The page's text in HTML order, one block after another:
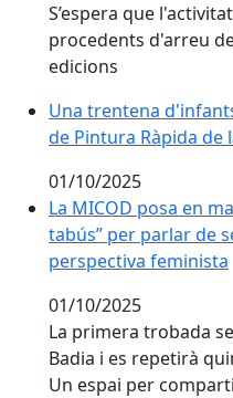
S’espera que
procedents d'arreu
edicions
Una trentena
Una trentena
de Pintura Ràpida de
01/10/2025
La MICOD posa en
La MICOD posa en
tabús” per parlar de
perspectiva feminista
01/10/2025
La primera trobada
Badia i es repetirà
Un espai per